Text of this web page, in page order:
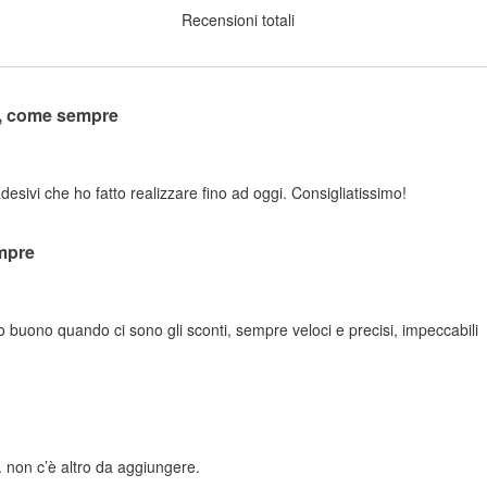
Recensioni totali
come sempre
che ho fatto realizzare fino ad oggi. Consigliatissimo!
buono quando ci sono gli sconti, sempre veloci e precisi, impeccabili
c’è altro da aggiungere.